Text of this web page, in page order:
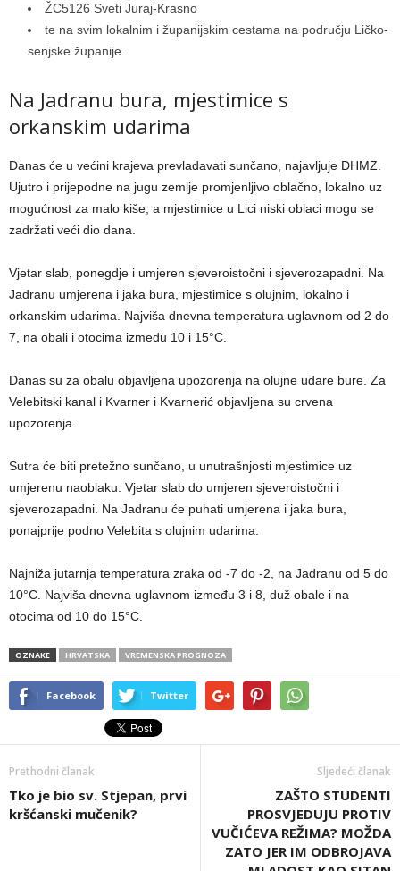
ŽC5126 Sveti Juraj-Krasno
te na svim lokalnim i županijskim cestama na području Ličko-
senjske županije.
Na Jadranu bura, mjestimice s
orkanskim udarima
Danas će u većini krajeva prevladavati sunčano, najavljuje DHMZ.
Ujutro i prijepodne na jugu zemlje promjenljivo oblačno, lokalno uz
mogućnost za malo kiše, a mjestimice u Lici niski oblaci mogu se
zadržati veći dio dana.
Vjetar slab, ponegdje i umjeren sjeveroistočni i sjeverozapadni. Na
Jadranu umjerena i jaka bura, mjestimice s olujnim, lokalno i
orkanskim udarima. Najviša dnevna temperatura uglavnom od 2 do
7, na obali i otocima između 10 i 15°C.
Danas su za obalu objavljena upozorenja na olujne udare bure. Za
Velebitski kanal i Kvarner i Kvarnerić objavljena su crvena
upozorenja.
Sutra će biti pretežno sunčano, u unutrašnjosti mjestimice uz
umjerenu naoblaku. Vjetar slab do umjeren sjeveroistočni i
sjeverozapadni. Na Jadranu će puhati umjerena i jaka bura,
ponajprije podno Velebita s olujnim udarima.
Najniža jutarnja temperatura zraka od -7 do -2, na Jadranu od 5 do
10°C. Najviša dnevna uglavnom između 3 i 8, duž obale i na
otocima od 10 do 15°C.
OZNAKE HRVATSKA VREMENSKA PROGNOZA
Facebook Twitter
Prethodni članak
Tko je bio sv. Stjepan, prvi
kršćanski mučenik?
Sljedeći članak
ZAŠTO STUDENTI
PROSVJEDUJU PROTIV
VUČIĆEVA REŽIMA? MOŽDA
ZATO JER IM ODBROJAVA